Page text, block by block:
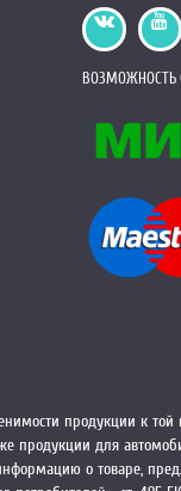
ВОЗМОЖНОСТЬ
продукции к
продукции для
о товаре,